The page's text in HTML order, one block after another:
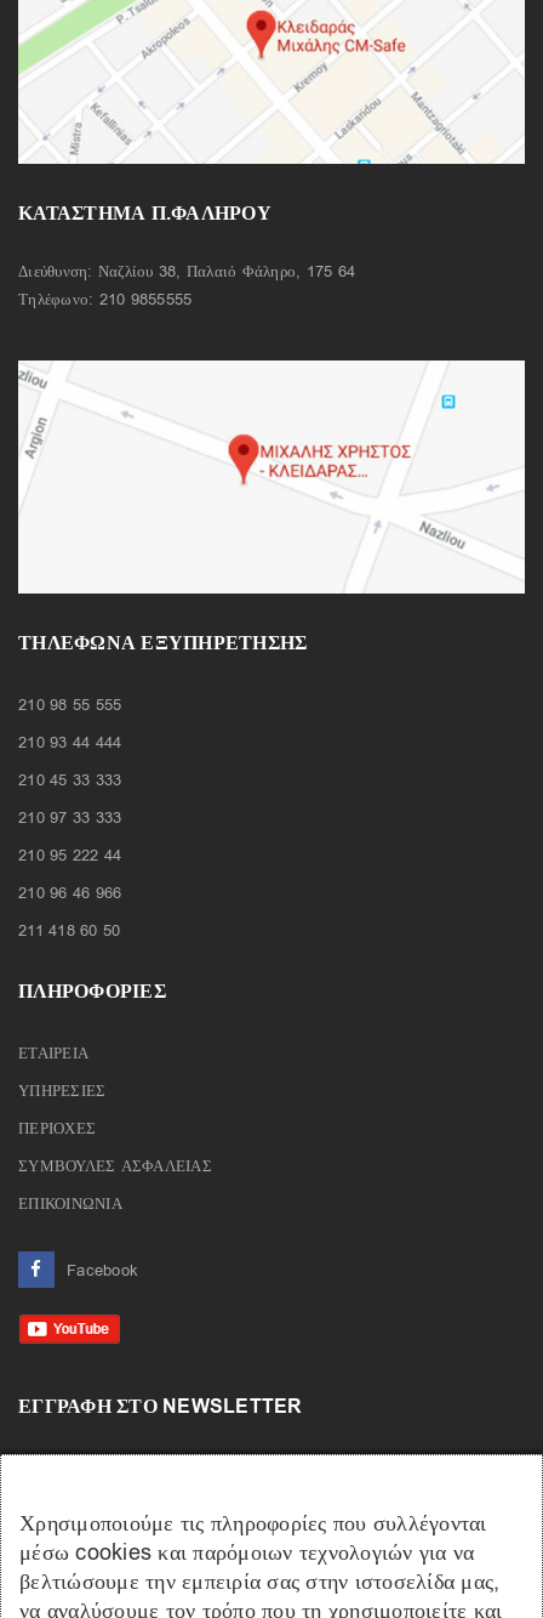
ΚΑΤΑΣΤΗΜΑ Π.ΦΑΛΗΡΟΥ
Διεύθυνση: Ναζλίου 38, Παλαιό Φάληρο, 175 64
Τηλέφωνο: 210 9855555
ΤΗΛΈΦΩΝΑ ΕΞΥΠΗΡΈΤΗΣΗΣ
210 98 55 555
210 93 44 444
210 45 33 333
210 97 33 333
210 95 222 44
210 96 46 966
211 418 60 50
ΠΛΗΡΟΦΟΡΙΕΣ
ΕΤΑΙΡΕΙΑ
ΥΠΗΡΕΣΙΕΣ
ΠΕΡΙΟΧΕΣ
ΣΥΜΒΟΥΛΕΣ ΑΣΦΑΛΕΙΑΣ
ΕΠΙΚΟΙΝΩΝΙΑ
Facebook
ΕΓΓΡΑΦΉ ΣΤΟ NEWSLETTER
Χρησιμοποιούμε τις πληροφορίες που συλλέγονται
μέσω cookies και παρόμοιων τεχνολογιών για να
βελτιώσουμε την εμπειρία σας στην ιστοσελίδα μας,
να αναλύσουμε τον τρόπο που τη χρησιμοποιείτε και